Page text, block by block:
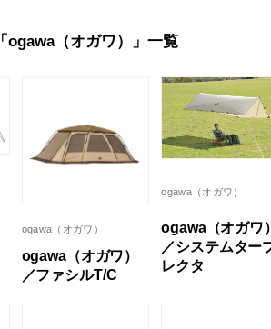
「ogawa（オガワ）」一覧
ogawa（オガワ）
ogawa（オガワ）
／ファシルT/C
ogawa（オガワ）
ogawa（オガワ
／システムター
レクタ